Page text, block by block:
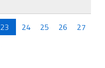
23 24 25 26
27